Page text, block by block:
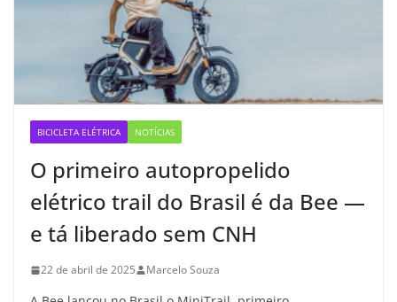
BICICLETA ELÉTRICA NOTÍCIAS
O primeiro autopropelido
elétrico trail do Brasil é da Bee —
e tá liberado sem CNH
22 de abril de 2025 Marcelo Souza